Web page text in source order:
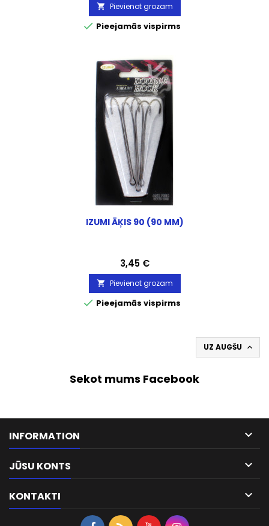
 Pievienot grozam
 Pieejamās vispirms
IZUMI ĀĶIS 90 (90 MM)
Cena
3,45 €
 Pievienot grozam
 Pieejamās vispirms
UZ AUGŠU 
Sekot mums Facebook
INFORMATION 
JŪSU KONTS 
KONTAKTI 